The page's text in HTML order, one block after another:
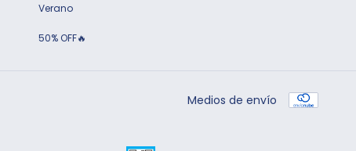
Verano
50% OFF🔥
Medios de envío